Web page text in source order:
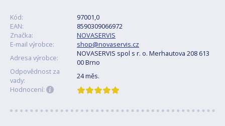
Kód:
97001,0
EAN:
8590309066972
Značka:
NOVASERVIS
E-mail výrobce:
shop@novaservis.cz
Adresa výrobce:
NOVASERVIS spol s r. o. Merhautova 208 613
00 Brno
Odpovědnost za
vady:
24 měs.
Hodnocení: